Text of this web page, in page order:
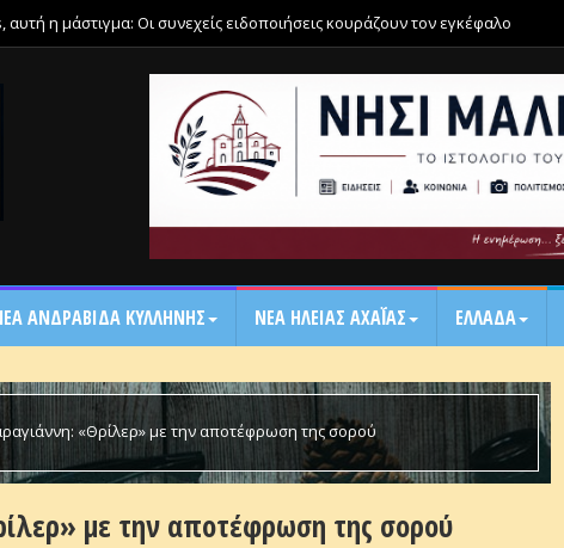
η μάστιγμα: Οι συνεχείς ειδοποιήσεις κουράζουν τον εγκέφαλο
ΑΝΔΡΑΒΙΔΑ ΚΥΛΛΗΝΗΣ ΝΕΑ ΗΛΕΙΑΣ ΑΧΑΪ́ΑΣ ΕΛΛΑΔΑ
«Θρίλερ» με την αποτέφρωση της σορού
με την αποτέφρωση της σορού